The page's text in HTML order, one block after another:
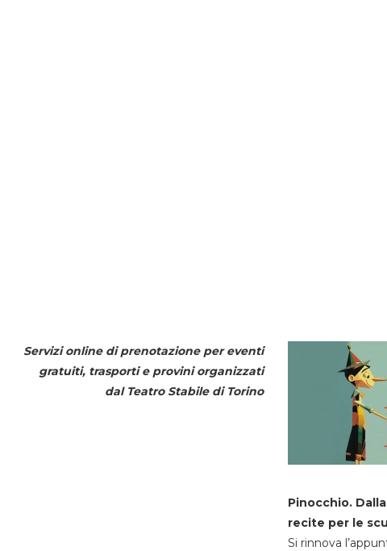
Servizi online di prenotazione per eventi
gratuiti, trasporti e provini organizzati
dal Teatro Stabile di Torino
Pinocchio.
recite per le
Si rinnova